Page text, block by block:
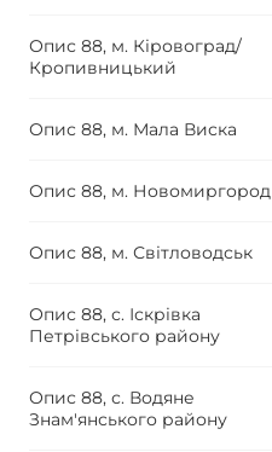
Опис 88, м. Кіровоград/
Кропивницький
Опис 88, м. Мала Виска
Опис 88, м. Новомиргород
Опис 88, м. Світловодськ
Опис 88, с. Іскрівка
Петрівського району
Опис 88, с. Водяне
Знам'янського району